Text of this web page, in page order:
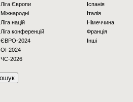
Ліга Європи
Міжнародні
Ліга націй
Ліга конференцій
ЄВРО-2024
OI-2024
ЧС-2026
Іспанія
Італія
Німеччина
Франція
Інші